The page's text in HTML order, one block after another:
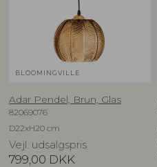
BLOOMINGVILLE
Adar Pendel, Brun, Glas
82069076
D22xH20 cm
Vejl. udsalgspris
799,00 DKK